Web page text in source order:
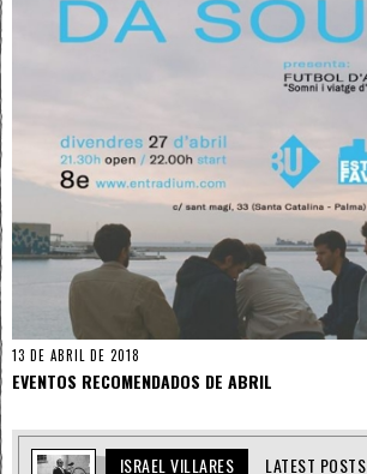
13 DE ABRIL DE 2018
EVENTOS RECOMENDADOS DE ABRIL
ISRAEL VILLARES LATEST POSTS